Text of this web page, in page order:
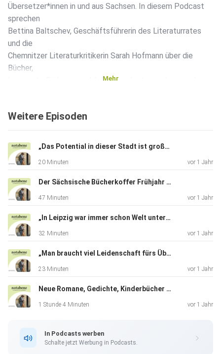
Übersetzer*innen in und aus Sachsen. In diesem Podcast
sprechen
Bettina Baltschev, Geschäftsführerin des Literaturrates
und die
Chemnitzer Literaturkritikerin Sarah Hofmann über die
Bücher,
legen rote Fäden, sprachliche Eigenheiten und regionale
Mehr
Weitere Episoden
„Das Potential in dieser Stadt ist groß“: Gerda Raidt und Franziska Hauffe im Gespräch
20 Minuten vor 1 Jahr
Der Sächsische Bücherkoffer Frühjahr & Sommer 2025
47 Minuten vor 1 Jahr
„In Leipzig war immer schon Welt unterwegs“. Stephanie Jacobs im Gespräch
32 Minuten vor 1 Jahr
„Man braucht viel Leidenschaft fürs Übersetzen“: ein Gespräch mit Maria Hummitzsch und Tünde Malomvölgyi
23 Minuten vor 1 Jahr
Neue Romane, Gedichte, Kinderbücher und Übersetzungen: Der „Sächsische Bücherkoffer“ im Gespräch
1 Stunde 4 Minuten vor 1 Jahr
In Podcasts werben
Schalte jetzt Werbung in Podcasts.